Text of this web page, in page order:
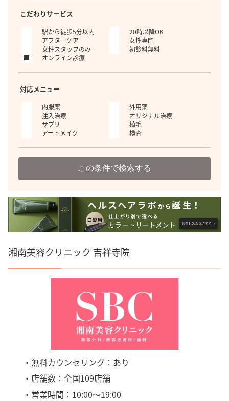
こだわりサービス
駅から徒歩5分以内
20時以降OK
アフターケア
女性専門
女性スタッフのみ
初診料無料
オンライン診療
対応メニュー
内服薬
外用薬
注入治療
オリジナル治療
サプリ
植毛
アートメイク
検査
この条件で検索する
湘南美容クリニック 吉祥寺院
・無料カウンセリング：あり
・店舗数：全国109店舗
・営業時間：10:00〜19:00